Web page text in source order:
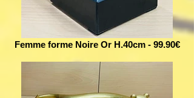
Femme forme Noire Or H.40cm - 99.90€